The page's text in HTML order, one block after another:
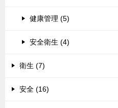
健康管理 (5)
安全衛生 (4)
衛生 (7)
安全 (16)